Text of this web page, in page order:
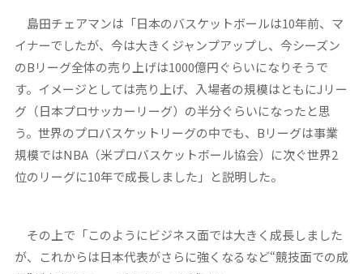
島田チェアマンは「日本のバスケットボールは10年前、マ
イナーでしたが、今は大きくジャンプアップし、今シーズン
のBリーグ全体の売り上げは1000億円ぐらいになりそうで
す。イメージとしては売り上げ、入場者の規模はともにJリー
グ（日本プロサッカーリーグ）の半分ぐらいになったと思
う。世界のプロバスケットリーグの中でも、Bリーグは事業
規模ではNBA（米プロバスケットボール協会）に次ぐ世界2
位のリーグに10年で成長しました」と説明した。
その上で「このようにビジネス面では大きく成長しました
が、これからは日本代表がさらに強くなるなど“競技面での成